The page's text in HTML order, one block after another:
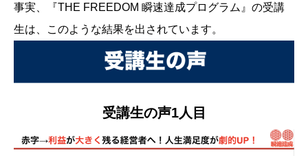
事実、『THE FREEDOM 瞬速達成プログラム』の受講
生は、このような結果を出されています。
受講生の声1人目